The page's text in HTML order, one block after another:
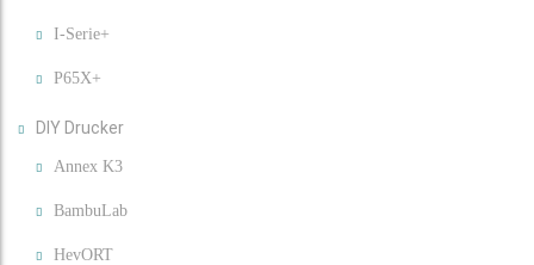
I-Serie+
P65X+
DIY Drucker
Annex K3
BambuLab
HevORT